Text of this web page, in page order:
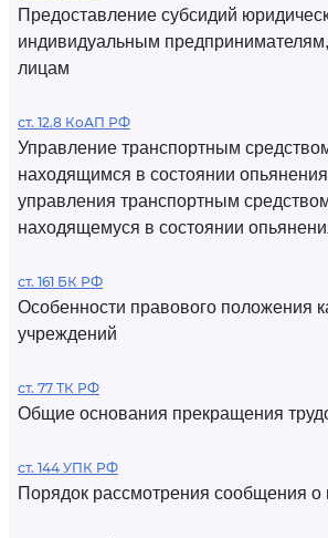
Предоставление субсидий
индивидуальным
лицам
ст. 12.8 КоАП РФ
Управление транспортным
находящимся в состоянии
управления транспортным
находящемуся в состоянии
ст. 161 БК РФ
Особенности правового положения
учреждений
ст. 77 ТК РФ
Общие основания прекращения
ст. 144 УПК РФ
Порядок рассмотрения сообщения о